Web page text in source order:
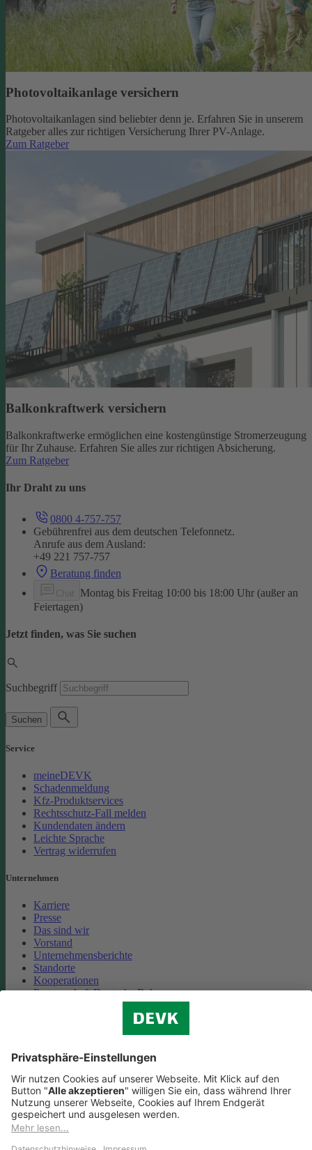
Photovoltaikanlage versichern
Photovoltaikanlagen sind beliebter denn je. Erfahren Sie in unserem
Ratgeber alles zur richtigen Versicherung Ihrer PV-Anlage.
Zum Ratgeber
Balkonkraftwerk versichern
Balkonkraftwerke ermöglichen eine kostengünstige Stromerzeugung
für Ihr Zuhause. Erfahren Sie alles zur richtigen Absicherung.
Zum Ratgeber
Ihr Draht zu uns
0800 4-757-757
Gebührenfrei aus dem deutschen Telefonnetz.
Anrufe aus dem Ausland:
+49 221 757-757
Beratung finden
Montag bis Freitag 10:00 bis 18:00 Uhr (außer an
Feiertagen)
Jetzt finden, was Sie suchen
Suchbegriff
Suchen
Service
meineDEVK
Schadenmeldung
Kfz-Produktservices
Rechtsschutz-Fall melden
Kundendaten ändern
Leichte Sprache
Vertrag widerrufen
Unternehmen
Karriere
Presse
Das sind wir
Vorstand
Unternehmensberichte
Standorte
Kooperationen
Partnerschaft Deutsche Bahn
Cookie-Einstellungen
Datenschutz
Impressum
Streitbeilegung